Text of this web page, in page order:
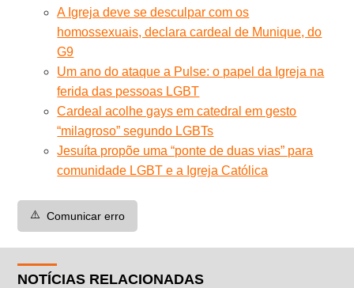
A Igreja deve se desculpar com os
homossexuais, declara cardeal de Munique, do
G9
Um ano do ataque a Pulse: o papel da Igreja na
ferida das pessoas LGBT
Cardeal acolhe gays em catedral em gesto
“milagroso” segundo LGBTs
Jesuíta propõe uma “ponte de duas vias” para
comunidade LGBT e a Igreja Católica
⚠️ Comunicar erro
NOTÍCIAS RELACIONADAS